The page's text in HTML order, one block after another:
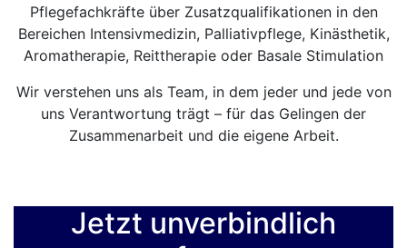
Pflegefachkräfte über Zusatzqualifikationen in den
Bereichen Intensivmedizin, Palliativpflege, Kinästhetik,
Aromatherapie, Reittherapie oder Basale Stimulation
Wir verstehen uns als Team, in dem jeder und jede von
uns Verantwortung trägt – für das Gelingen der
Zusammenarbeit und die eigene Arbeit.
Jetzt unverbindlich